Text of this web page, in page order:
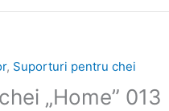
, Suporturi pentru chei
„Home” 013